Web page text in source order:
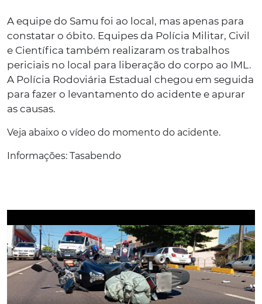
A equipe do Samu foi ao local, mas apenas para
constatar o óbito. Equipes da Polícia Militar, Civil
e Científica também realizaram os trabalhos
periciais no local para liberação do corpo ao IML.
A Polícia Rodoviária Estadual chegou em seguida
para fazer o levantamento do acidente e apurar
as causas.
Veja abaixo o vídeo do momento do acidente.
Informações: Tasabendo